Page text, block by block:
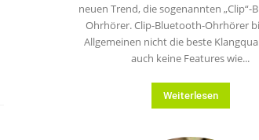
neuen Trend, die sogenannten „Clip“-
Ohrhörer. Clip-Bluetooth-Ohrhörer bieten im
Allgemeinen nicht die beste
auch keine Features wie...
Weiterlesen